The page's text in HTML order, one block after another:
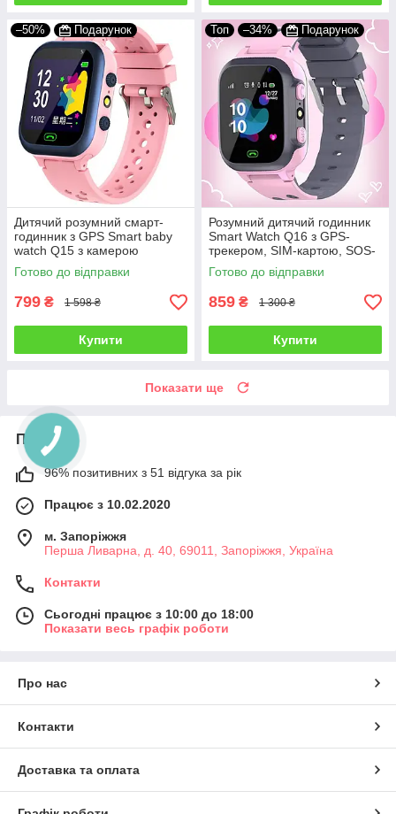
–50% Подарунок
Дитячий розумний смарт-
годинник з GPS Smart baby
watch Q15 з камерою
прослуховуванням сім-
картою Рожевий
Готово до відправки
799 ₴ 1 598 ₴
Купити
Топ –34% Подарунок
Розумний дитячий годинник
Smart Watch Q16 з GPS-
трекером, SIM-картою, SOS-
кнопкою, камерою для
дівчинки Рожевий
Готово до відправки
859 ₴ 1 300 ₴
Купити
Показати ще
Про нас
96% позитивних з 51 відгука за рік
Працює з 10.02.2020
м. Запоріжжя
Перша Ливарна, д. 40, 69011, Запоріжжя, Україна
Контакти
Сьогодні працює з 10:00 до 18:00
Показати весь графік роботи
Про нас
Контакти
Доставка та оплата